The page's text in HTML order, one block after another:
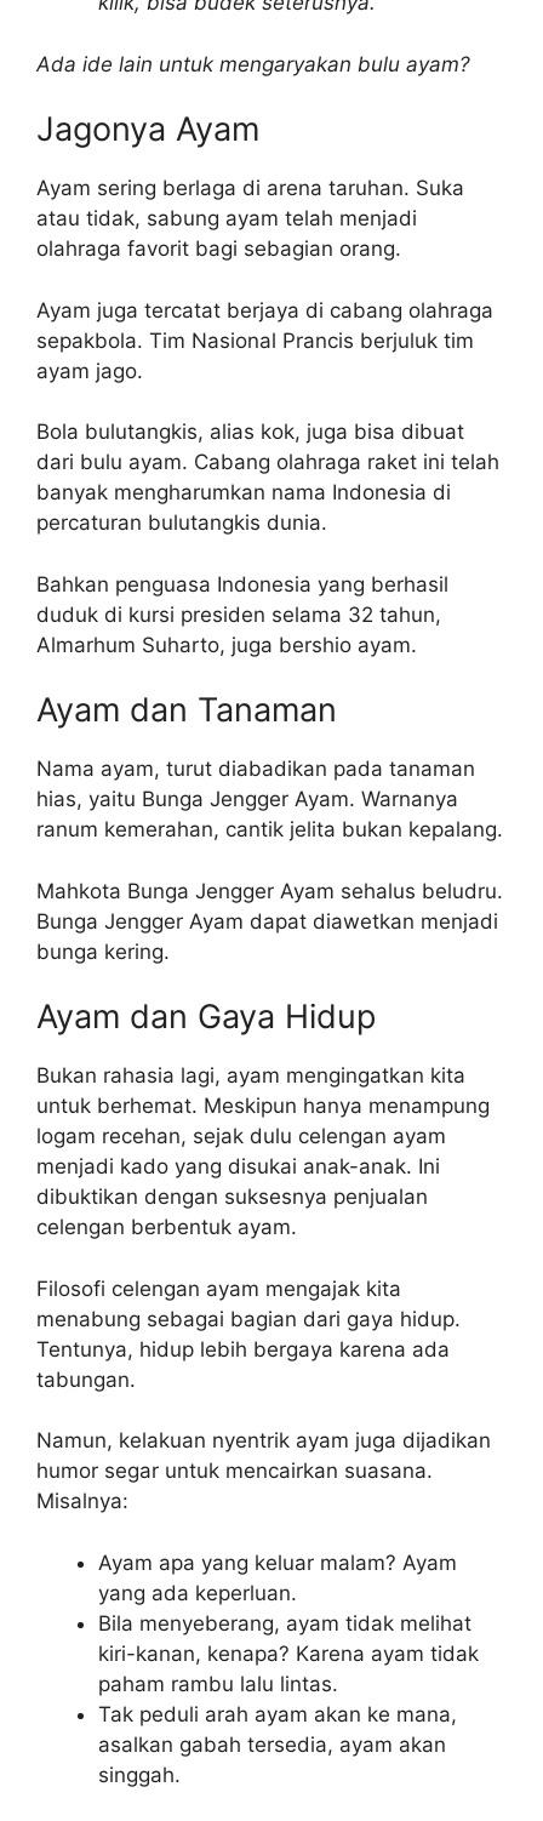
Ada ide lain untuk mengaryakan bulu ayam?
Jagonya Ayam
Ayam sering berlaga di arena taruhan. Suka
atau tidak, sabung ayam telah menjadi
olahraga favorit bagi sebagian orang.
Ayam juga tercatat berjaya di cabang olahraga
sepakbola. Tim Nasional Prancis berjuluk tim
ayam jago.
Bola bulutangkis, alias kok, juga bisa dibuat
dari bulu ayam. Cabang olahraga raket ini telah
banyak mengharumkan nama Indonesia di
percaturan bulutangkis dunia.
Bahkan penguasa Indonesia yang berhasil
duduk di kursi presiden selama 32 tahun,
Almarhum Suharto, juga bershio ayam.
Ayam dan Tanaman
Nama ayam, turut diabadikan pada tanaman
hias, yaitu Bunga Jengger Ayam. Warnanya
ranum kemerahan, cantik jelita bukan kepalang.
Mahkota Bunga Jengger Ayam sehalus beludru.
Bunga Jengger Ayam dapat diawetkan menjadi
bunga kering.
Ayam dan Gaya Hidup
Bukan rahasia lagi, ayam mengingatkan kita
untuk berhemat. Meskipun hanya menampung
logam recehan, sejak dulu celengan ayam
menjadi kado yang disukai anak-anak. Ini
dibuktikan dengan suksesnya penjualan
celengan berbentuk ayam.
Filosofi celengan ayam mengajak kita
menabung sebagai bagian dari gaya hidup.
Tentunya, hidup lebih bergaya karena ada
tabungan.
Namun, kelakuan nyentrik ayam juga dijadikan
humor segar untuk mencairkan suasana.
Misalnya:
Ayam apa yang keluar malam? Ayam
yang ada keperluan.
Bila menyeberang, ayam tidak melihat
kiri-kanan, kenapa? Karena ayam tidak
paham rambu lalu lintas.
Tak peduli arah ayam akan ke mana,
asalkan gabah tersedia, ayam akan
singgah.